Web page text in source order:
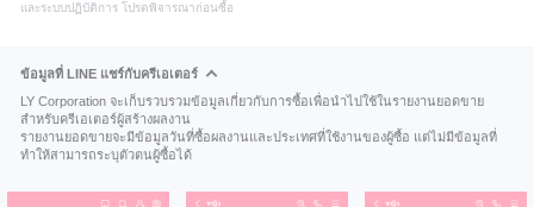
และระบบปฏิบัติการ โปรดพิจารณาก่อนซื้อ
ข้อมูลที่ LINE แชร์กับครีเอเตอร์
LY Corporation จะเก็บรวบรวมข้อมูลเกี่ยวกับการซื้อเพื่อนำไปใช้ในรายงานยอดขาย
สำหรับครีเอเตอร์ผู้สร้างผลงาน
รายงานยอดขายจะมีข้อมูลวันที่ซื้อผลงานและประเทศที่ใช้งานของผู้ซื้อ แต่ไม่มีข้อมูลที่
ทำให้สามารถระบุตัวตนผู้ซื้อได้